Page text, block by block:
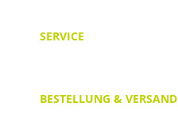
SERVICE
BESTELLUNG & VERSAND